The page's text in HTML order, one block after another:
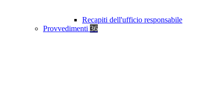
Recapiti dell'ufficio responsabile
Provvedimenti 36